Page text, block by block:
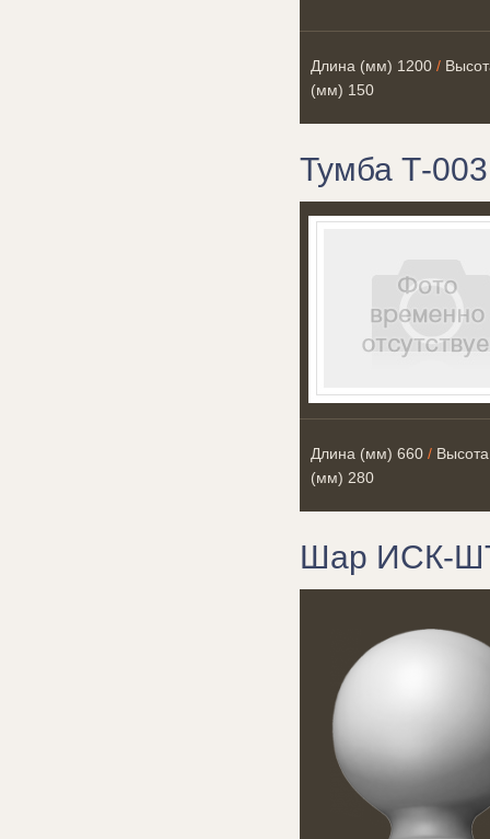
Длина (мм) 1200 /
(мм) 150
Тумба Т-003
Длина (мм) 660 /
(мм) 280
Шар ИСК-